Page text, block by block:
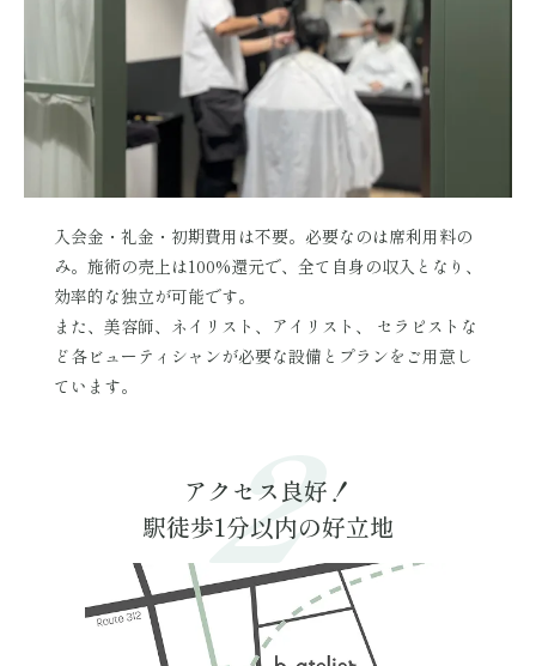
入会金・礼金・初期費用は不要。必要なのは席利用料の
み。施術の売上は100%還元で、全て自身の収入となり、
効率的な独立が可能です。
また、美容師、ネイリスト、アイリスト、 セラピストな
ど各ビューティシャンが必要な設備とプランをご用意し
ています。
アクセス良好！
駅徒歩1分以内の好立地